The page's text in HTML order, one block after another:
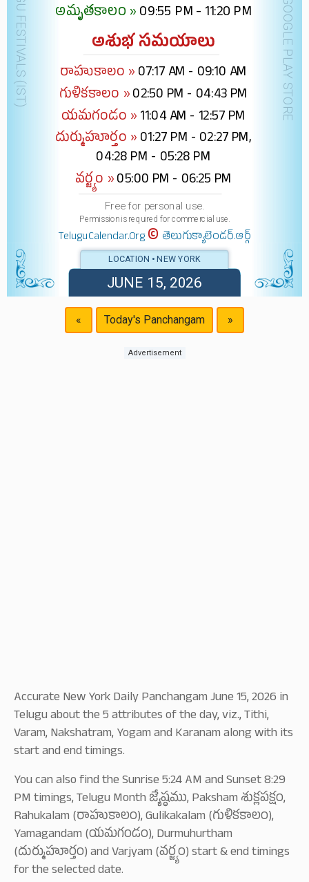
అమృతకాలం » 09:55 PM - 11:20 PM
అశుభ సమయాలు
రాహుకాలం » 07:17 AM - 09:10 AM
గుళికకాలం »02:50 PM - 04:43 PM
యమగండం » 11:04 AM - 12:57 PM
దుర్ముహూర్తం » 01:27 PM - 02:27 PM,
04:28 PM - 05:28 PM
వర్జ్యం »05:00 PM - 06:25 PM
Free for personal use.
Permission is required for commercial use.
TeluguCalendar.Org© తెలుగుక్యాలెండర్.ఆర్గ్
LOCATION • NEW YORK
JUNE 15, 2026
« Today's Panchangam »
Advertisement
Accurate New York Daily Panchangam June 15, 2026 in
Telugu about the 5 attributes of the day, viz., Tithi,
Varam, Nakshatram, Yogam and Karanam along with its
start and end timings.
You can also find the Sunrise 5:24 AM and Sunset 8:29
PM timings, Telugu Month జ్యేష్ఠము, Paksham శుక్లపక్షం,
Rahukalam (రాహుకాలం), Gulikakalam (గుళికకాలం),
Yamagandam (యమగండం), Durmuhurtham
(దుర్ముహూర్తం) and Varjyam (వర్జ్యం) start & end timings
for the selected date.